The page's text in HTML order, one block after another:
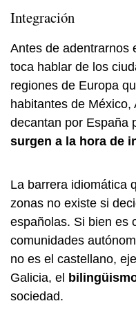
Integración
Antes de adentrarnos
toca hablar de los
regiones de Europa
habitantes de
decantan por España
surgen a la hora de
La barrera idiomática
zonas no existe si
españolas. Si bien es
comunidades
no es el castellano,
Galicia, el
sociedad.